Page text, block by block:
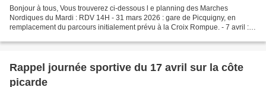
Bonjour à tous, Vous trouverez ci-dessous l e planning des Marches
Nordiques du Mardi : RDV 14H - 31 mars 2026 : gare de Picquigny, en
remplacement du parcours initialement prévu à la Croix Rompue. - 7 avril :
Rappel journée sportive du 17 avril sur la côte
picarde